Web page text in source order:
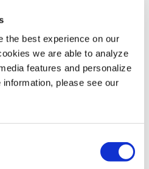
the best experience on our
we are able to analyze
features and personalize
please see our
offen ihre
wodurch
gegenseitig
Visionen
ist von